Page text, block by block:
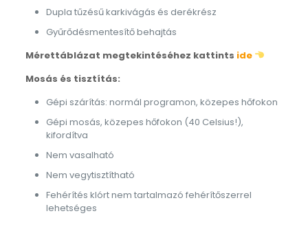
Dupla tűzésű karkivágás és derékrész
Gyűrődésmentesítő behajtás
Mérettáblázat megtekintéséhez kattints ide
Mosás és tisztítás:
Gépi szárítás: normál programon, közepes hőfokon
Gépi mosás, közepes hőfokon (40 Celsius!),
kifordítva
Nem vasalható
Nem vegytisztítható
Fehérítés klórt nem tartalmazó fehérítőszerrel
lehetséges